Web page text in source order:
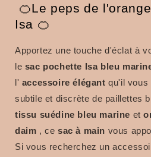
à
paillettes
à
🍊Le peps de
Isa 🍊
Apportez une touche d'éclat à
le sac pochette Isa bleu
l' accessoire élégant qu'il vous
subtile et discrète de paillettes
tissu suédine bleu marine et
daim , cesac à main vous
Si vous recherchez un